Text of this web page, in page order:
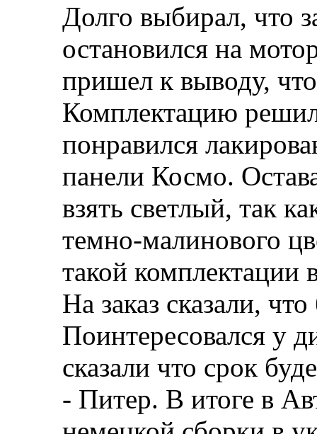
Долго выбирал, что
остановился на
пришел к выводу,
Комплектацию
понравился
панели Космо.
взять светлый, так
темно-малинового
такой комплектации
На заказ сказали,
Поинтересовался у
сказали что срок
- Питер. В итоге в